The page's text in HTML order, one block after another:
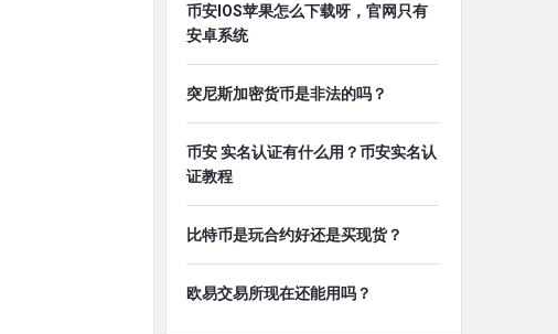
币安IOS苹果怎么下载呀，官网只有
安卓系统
突尼斯加密货币是非法的吗？
币安 实名认证有什么用？币安实名认
证教程
比特币是玩合约好还是买现货？
欧易交易所现在还能用吗？